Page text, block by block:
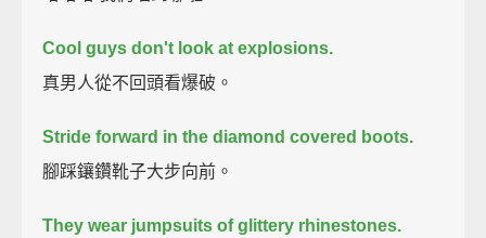
Cool guys don't look at explosions.
真男人從不回頭看爆破。
Stride forward in the diamond covered boots.
腳踩鑲鑽靴子大步向前。
They wear jumpsuits of glittery rhinestones.